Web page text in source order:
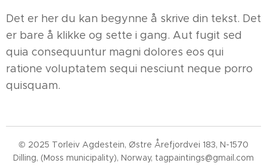
Det er her du kan begynne å skrive din tekst. Det
er bare å klikke og sette i gang. Aut fugit sed
quia consequuntur magni dolores eos qui
ratione voluptatem sequi nesciunt neque porro
quisquam.
© 2025 Torleiv Agdestein, Østre Årefjordvei 183, N-1570
Dilling, (Moss municipality), Norway, tagpaintings@gmail.com